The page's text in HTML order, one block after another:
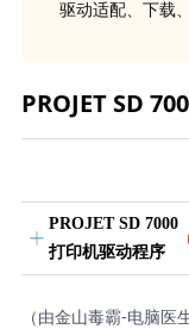
驱动适配、下载
PROJET SD
PROJET SD 7000
打印机驱动程序
（由金山毒霸-电脑医